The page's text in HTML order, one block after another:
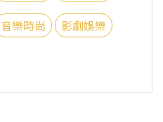
音樂時尚 影劇娛樂